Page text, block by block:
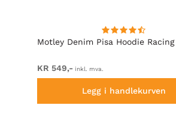
Motley Denim Pisa Hoodie Racing
KR 549,- inkl. mva.
Legg i handlekurven